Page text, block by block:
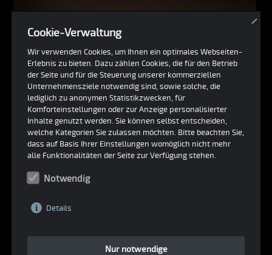
Cookie-Verwaltung
×
Wir verwenden Cookies, um Ihnen ein optimales Webseiten-
Erlebnis zu bieten. Dazu zählen Cookies, die für den Betrieb
der Seite und für die Steuerung unserer kommerziellen
Unternehmensziele notwendig sind, sowie solche, die
lediglich zu anonymen Statistikzwecken, für
Komforteinstellungen oder zur Anzeige personalisierter
Inhalte genutzt werden. Sie können selbst entscheiden,
welche Kategorien Sie zulassen möchten. Bitte beachten Sie,
dass auf Basis Ihrer Einstellungen womöglich nicht mehr
alle Funktionalitäten der Seite zur Verfügung stehen.
Notwendig
Details
Nur notwendige